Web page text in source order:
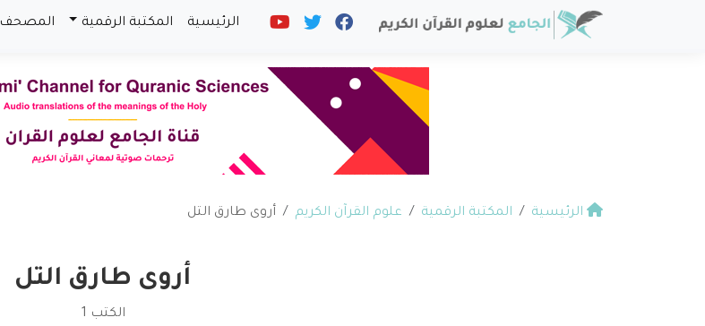
الرئيسية المكتبة الرقمية المصحف
الرئيسية المكتبة الرقمية علوم القرآن الكريم أروى طارق التل
أروى طارق التل
الكتب 1